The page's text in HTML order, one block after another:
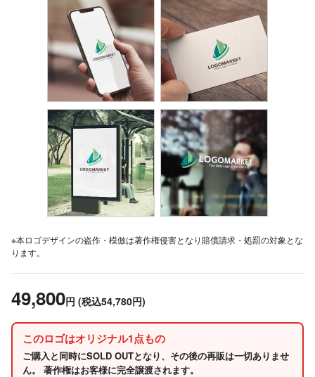
※本ロゴデザインの盗作・模倣は著作権侵害となり賠償請求・処罰の対象とな
ります。
49,800円 (税込54,780円)
このロゴはオリジナル1点もの
ご購入と同時にSOLD OUTとなり、その後の再販は一切ありませ
ん。 著作権はお客様に完全譲渡されます。